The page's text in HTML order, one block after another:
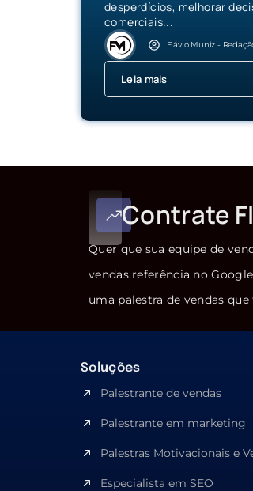
desperdícios, melhorar
comerciais...
Flávio Muniz -
Leia mais
Contrate
Quer que sua equipe de
vendas referência no
uma palestra de vendas
Soluções
Palestrante de vendas
Palestrante em marketing
Palestras Motivacionais e
Especialista em SEO​